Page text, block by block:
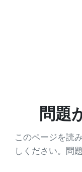
問題
このページを読
しください。問